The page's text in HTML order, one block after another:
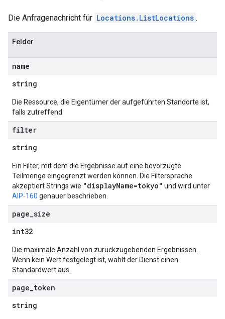
Die Anfragenachricht für Locations.ListLocations .
Felder
name
string
Die Ressource, die Eigentümer der aufgeführten Standorte ist,
falls zutreffend
filter
string
Ein Filter, mit dem die Ergebnisse auf eine bevorzugte
Teilmenge eingegrenzt werden können. Die Filtersprache
akzeptiert Strings wie "displayName=tokyo" und wird unter
AIP-160 genauer beschrieben.
page size
int32
Die maximale Anzahl von zurückzugebenden Ergebnissen.
Wenn kein Wert festgelegt ist, wählt der Dienst einen
Standardwert aus.
page token
string